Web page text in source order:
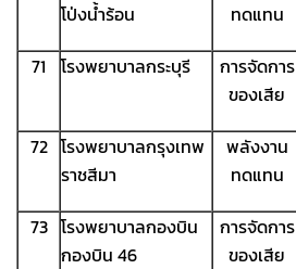
โป่งน้ำร้อน
ทดแทน
71
โรงพยาบาลกระบุรี
การจัดการ
ของเสีย
72 โรงพยาบาลกรุงเทพ
ราชสีมา
พลังงาน
ทดแทน
73 โรงพยาบาลกองบิน
กองบิน 46
การจัดการ
ของเสีย